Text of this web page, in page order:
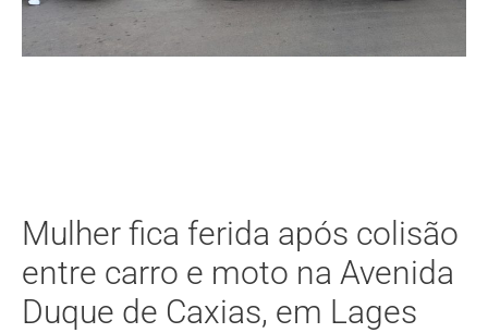
Mulher fica ferida após colisão
entre carro e moto na Avenida
Duque de Caxias, em Lages